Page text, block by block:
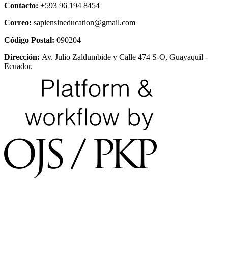
Contacto: +593 96 194 8454
Correo: sapiensineducation@gmail.com
Código Postal: 090204
Dirección: Av. Julio Zaldumbide y Calle 474 S-O, Guayaquil -
Ecuador.